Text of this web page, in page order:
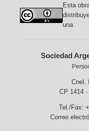
Esta
una
Sociedad
Cnel.
CP 1414
Tel./Fax:
Correo